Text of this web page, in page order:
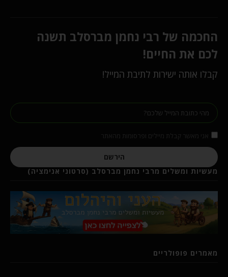
החכמה של רבי נחמן מברסלב תשנה
לכם את החיים!
קבלו אותה ישירות לתיבת המייל!
הירשם
מעשיות ומשלים מרבי נחמן מברסלב (סרטוני אנימציה)
מאמרים פופולריים